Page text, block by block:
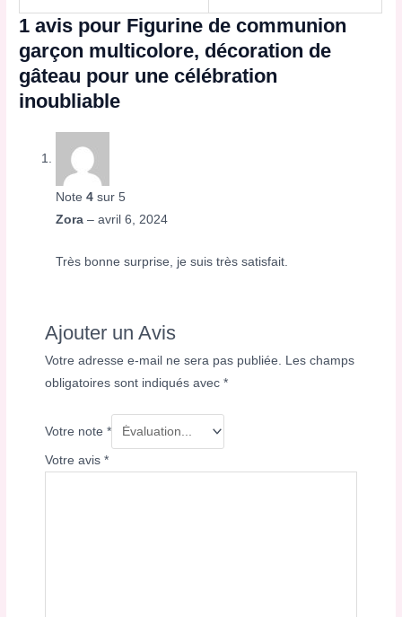
1 avis pour Figurine de communion
garçon multicolore, décoration de
gâteau pour une célébration
inoubliable
Note4 sur 5
Zora– avril 6, 2024
Très bonne surprise, je suis très satisfait.
Ajouter un Avis
Votre adresse e-mail ne sera pas publiée. Les champs
obligatoires sont indiqués avec*
Votre note*
Votre avis*